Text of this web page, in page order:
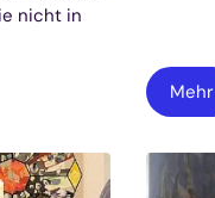
nicht in
Mehr